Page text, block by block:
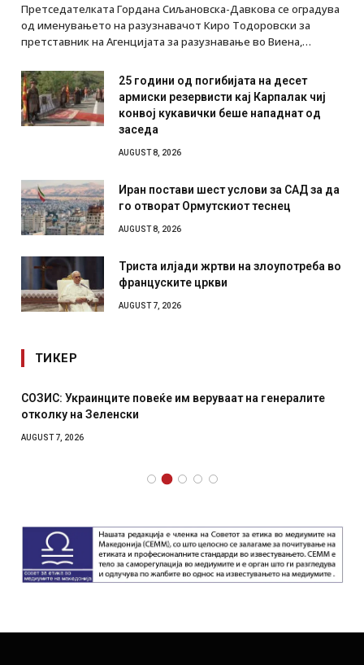
Претседателката Гордана Сиљановска-Давкова се оградува
од именувањето на разузнавачот Киро Тодоровски за
претставник на Агенцијата за разузнавање во Виена,…
25 години од погибијата на десет
армиски резервисти кај Карпалак чиј
конвој кукавички беше нападнат од
заседа
AUGUST 8, 2026
Иран постави шест услови за САД за да
го отворат Ормутскиот теснец
AUGUST 8, 2026
Триста илјади жртви на злоупотреба во
француските цркви
AUGUST 7, 2026
ТИКЕР
СОЗИС: Украинците повеќе им веруваат на генералите
отколку на Зеленски
AUGUST 7, 2026